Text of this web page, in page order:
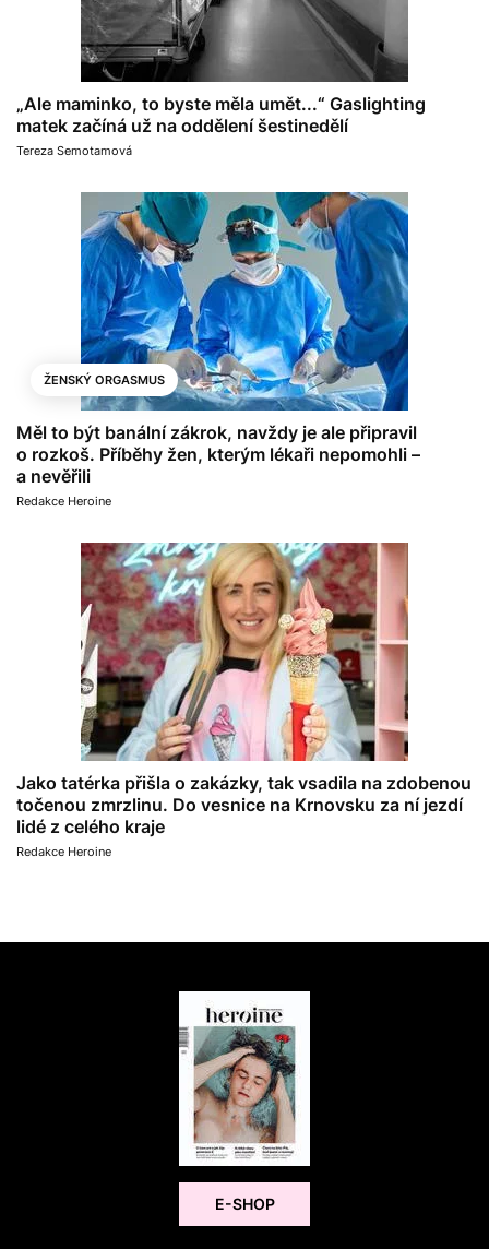
„Ale maminko, to byste měla umět...“ Gaslighting
matek začíná už na oddělení šestinedělí
Tereza Semotamová
ŽENSKÝ ORGASMUS
Měl to být banální zákrok, navždy je ale připravil
o rozkoš. Příběhy žen, kterým lékaři nepomohli –
a nevěřili
Redakce Heroine
Jako tatérka přišla o zakázky, tak vsadila na zdobenou
točenou zmrzlinu. Do vesnice na Krnovsku za ní jezdí
lidé z celého kraje
Redakce Heroine
E-SHOP